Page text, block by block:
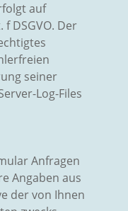
auf
DSGVO. Der
seiner
Log-Files
Anfragen
Angaben aus
der von Ihnen